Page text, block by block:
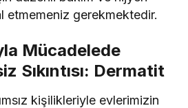
etmemeniz gerekmektedir.
Mücadelede
Sıkıntısı: Dermatit
kişilikleriyle evlerimizin